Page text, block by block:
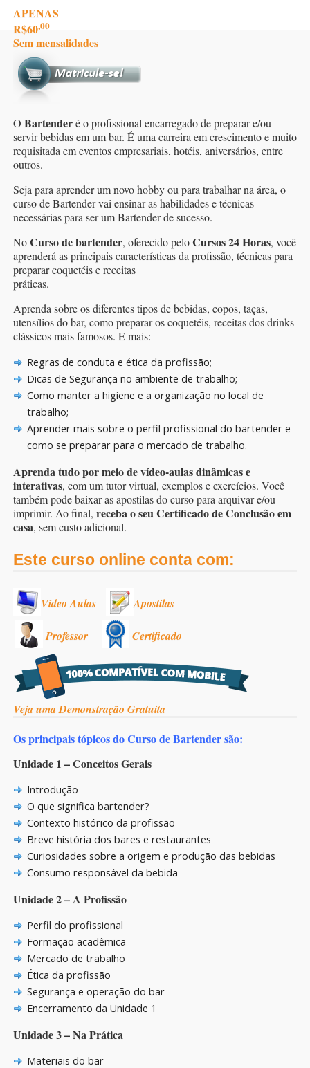
APENAS
R$60,00
Sem mensalidades
O Bartenderé o profissional encarregado de preparar e/ou
servir bebidas em um bar. É uma carreira em crescimento e muito
requisitada em eventos empresariais, hotéis, aniversários, entre
outros.
Seja para aprender um novo hobby ou para trabalhar na área, o
curso de Bartender vai ensinar as habilidades e técnicas
necessárias para ser um Bartender de sucesso.
NoCurso de bartender, oferecido peloCursos 24 Horas, você
aprenderá as principais características da profissão, técnicas para
preparar coquetéis e receitas
práticas.
Aprenda sobre os diferentes tipos de bebidas, copos, taças,
utensílios do bar, como preparar os coquetéis, receitas dos drinks
clássicos mais famosos. E mais:
Regras de conduta e ética da profissão;
Dicas de Segurança no ambiente de trabalho;
Como manter a higiene e a organização no local de
trabalho;
Aprender mais sobre o perfil profissional do bartender e
como se preparar para o mercado de trabalho.
Aprenda tudo por meio de vídeo-aulas dinâmicas e
interativas, com um tutor virtual, exemplos e exercícios. Você
também pode baixar as apostilas do curso para arquivar e/ou
imprimir. Ao final, receba o seu Certificado de Conclusão em
casa, sem custo adicional.
Este curso online conta com:
Vídeo Aulas Apostilas
Professor Certificado
Veja uma Demonstração Gratuita
Os principais tópicos do Curso de Bartender são:
Unidade 1 – Conceitos Gerais
Introdução
O que significa bartender?
Contexto histórico da profissão
Breve história dos bares e restaurantes
Curiosidades sobre a origem e produção das bebidas
Consumo responsável da bebida
Unidade 2 – A Profissão
Perfil do profissional
Formação acadêmica
Mercado de trabalho
Ética da profissão
Segurança e operação do bar
Encerramento da Unidade 1
Unidade 3 – Na Prática
Materiais do bar